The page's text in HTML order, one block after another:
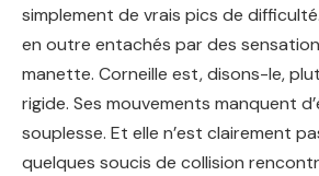
simplement de vrais pics de
en outre entachés par des
manette. Corneille est, disons-le,
rigide. Ses mouvements manquent
souplesse. Et elle n’est clairement
quelques soucis de collision